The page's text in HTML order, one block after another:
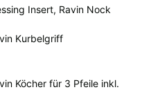
Insert, Ravin Nock
Kurbelgriff
Köcher für 3 Pfeile inkl.
Ok
Sorge - wählen Sie einfach
die Versandkosten bei der